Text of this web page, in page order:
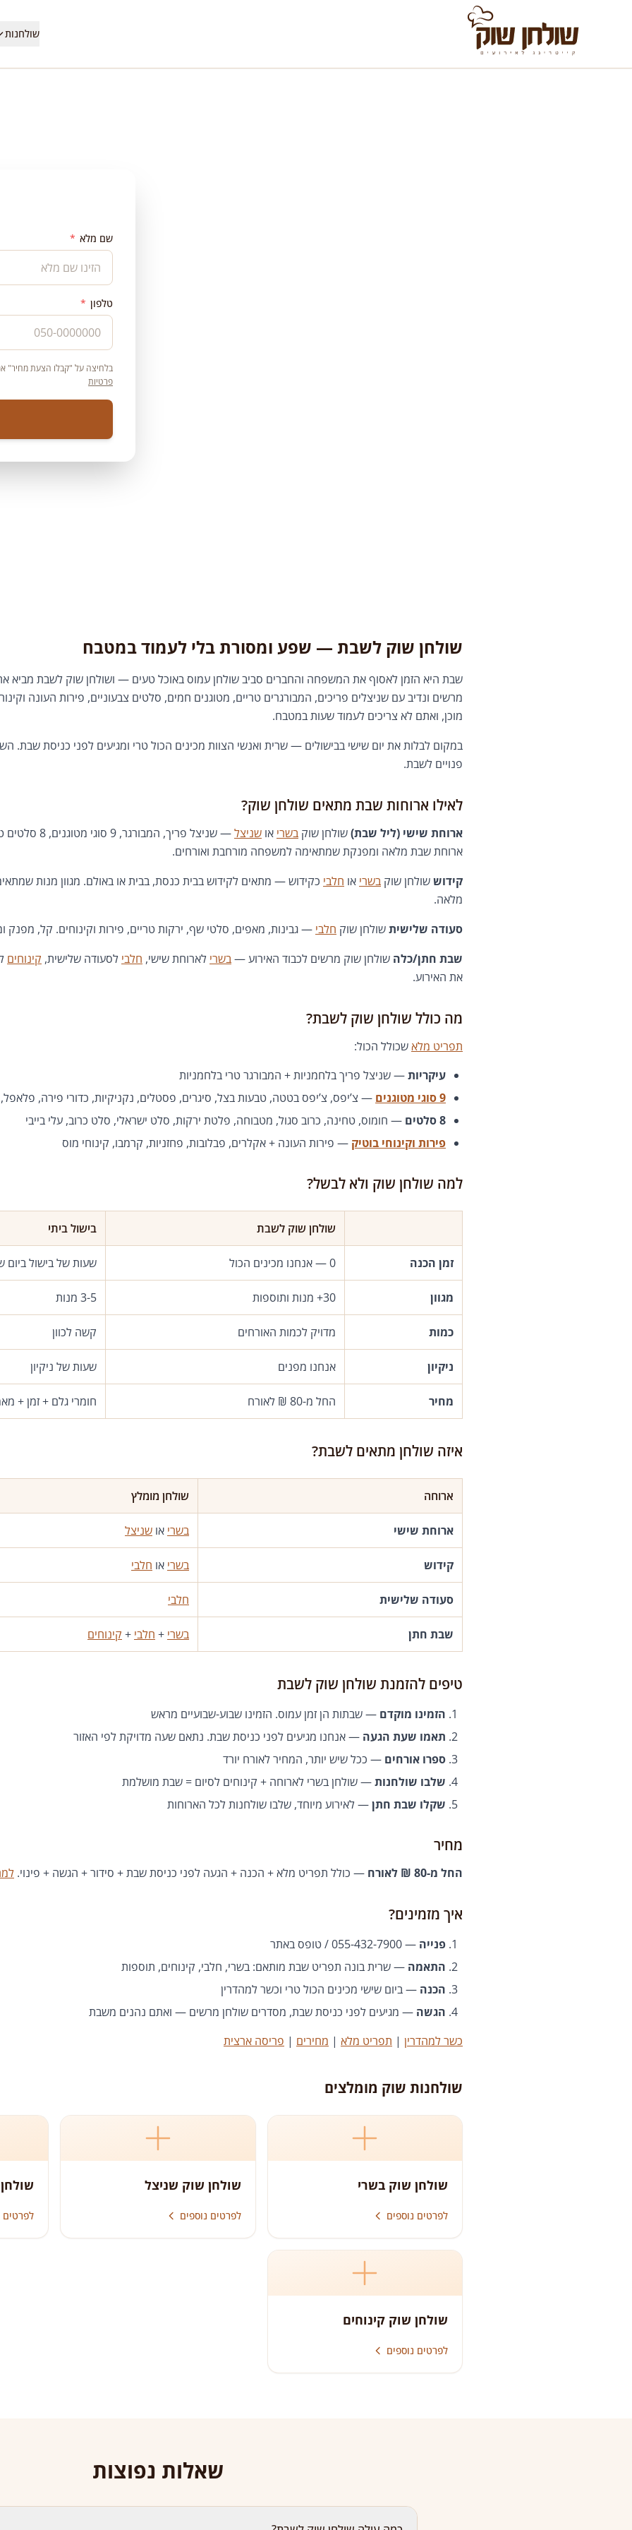
שולחנות
שם מלא *
טלפון *
בלחיצה על "קבלו הצעת מחיר"
פרטיות
שולחן שוק לשבת — שפע ומסורת בלי לעמוד במטבח
שבת היא הזמן לאסוף את המשפחה והחברים סביב שולחן עמוס באוכל טעים — ושולחן שוק לשבת מביא
מרשים ונדיב עם שניצלים פריכים, המבורגרים טריים, מטוגנים חמים, סלטים צבעוניים, פירות העונה
מוכן, ואתם לא צריכים לעמוד שעות במטבח.
במקום לבלות את יום שישי בבישולים — שרית ואנשי הצוות מכינים הכול טרי ומגיעים לפני כניסת שבת.
פנויים לשבת.
לאילו ארוחות שבת מתאים שולחן שוק?
ארוחת שישי (ליל שבת)שולחן שוק בשרי או שניצל
— שניצל פריך,
ארוחת שבת מלאה ומפנקת שמתאימה למשפחה מורחבת ואורחים.
קידוששולחן שוק בשרי או חלבי כקידוש — מתאים לקידוש בבית כנסת, בבית או באולם. מגוון מנות
מלאה.
סעודה שלישיתשולחן שוק חלבי — גבינות, מאפים, סלטי שף, ירקות טריים, פירות וקינוחים. קל,
שבת חתן/כלה שולחן שוק מרשים לכבוד האירוע —בשרי לארוחת שישי, חלבי לסעודה שלישית, קינוחים
את האירוע.
מה כולל שולחן שוק לשבת?
תפריט מלאשכולל הכול:
עיקריות— שניצל פריך בלחמניות + המבורגר טרי בלחמניות
9 סוגי מטוגנים
— צ’יפס, צ’יפס בטטה, טבעות בצל, סיגרים, פסטלים, נקניקיות, כדורי פירה,
8 סלטים
— חומוס, טחינה, כרוב סגול, מטבוחה, פלטת ירקות, סלט ישראלי, סלט כרוב, עלי בייבי
פירות וקינוחי בוטיק — פירות העונה + אקלרים, פבלובות, פחזניות, קרמבו, קינוחי מוס
למה שולחן שוק ולא לבשל?
שולחן שוק לשבת בישול ביתי
זמן הכנה 0 — אנחנו מכינים הכול שעות של בישול ביום
מגוון 30+ מנות ותוספות 3-5 מנות
כמות מדויק לכמות האורחים קשה לכוון
ניקיון אנחנו מפנים שעות של ניקיון
מחיר החל מ-80 ₪ לאורח חומרי גלם + זמן +
איזה שולחן מתאים לשבת?
ארוחה שולחן מומלץ
ארוחת שישי בשרי או שניצל
קידוש בשרי או חלבי
סעודה שלישית חלבי
שבת חתן בשרי + חלבי + קינוחים
טיפים להזמנת שולחן שוק לשבת
הזמינו מוקדם — שבתות הן זמן עמוס. הזמינו שבוע-שבועיים מראש
תאמו שעת הגעה — אנחנו מגיעים לפני כניסת שבת. נתאם שעה מדויקת לפי האזור
ספרו אורחים — ככל שיש יותר, המחיר לאורח יורד
שלבו שולחנות— שולחן בשרי לארוחה + קינוחים לסיום = שבת מושלמת
שקלו שבת חתן— לאירוע מיוחד, שלבו שולחנות לכל הארוחות
מחיר
החל מ-80 ₪ לאורח — כולל תפריט מלא + הכנה + הגעה לפני כניסת שבת + סידור + הגשה + פינוי.
איך מזמינים?
פנייה — 055-432-7900 / טופס באתר
התאמה — שרית בונה תפריט שבת מותאם: בשרי, חלבי, קינוחים, תוספות
הכנה — ביום שישי מכינים הכול טרי וכשר למהדרין
הגשה — מגיעים לפני כניסת שבת, מסדרים שולחן מרשים — ואתם נהנים משבת
כשר למהדרין | תפריט מלא | מחירים | פריסה ארצית
שולחנות שוק מומלצים
שולחן שוק בשרי
לפרטים נוספים
שולחן שוק שניצל
לפרטים נוספים לפרטים
שולחן שוק קינוחים
לפרטים נוספים
שאלות נפוצות